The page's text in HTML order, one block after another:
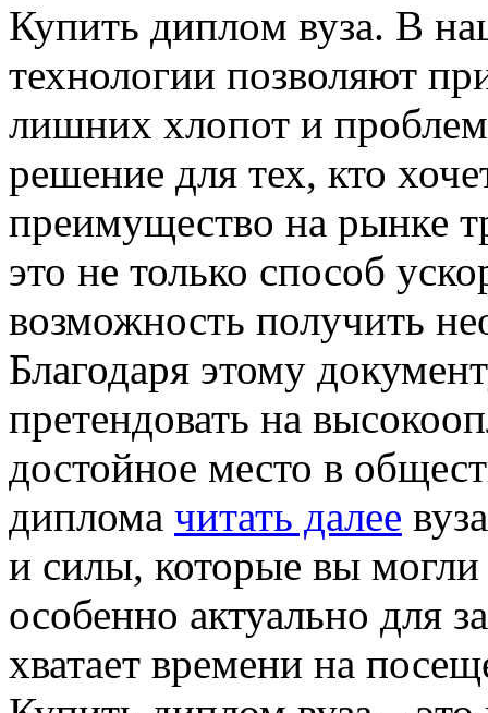
Купить диплoм вузa. В
технологии позволяют
лишних хлопот и
решение для тех, кто
преимущество на рынке
это не только способ
возможность получить
Благодаря этому
претендовать на
достойное место в
диплома читать далее
и силы, которые вы
особенно актуально для
хватает времени на